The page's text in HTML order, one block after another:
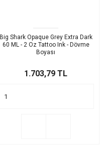
Big Shark Opaque Grey Extra Dark
60 ML - 2 Oz Tattoo Ink - Dövme
Boyası
1.703,79 TL